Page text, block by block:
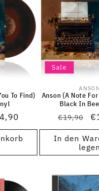
To Find)
Sale
ANSON
Anson (A Note
Black In
Normaler
Preis
€19,90
In den
legen